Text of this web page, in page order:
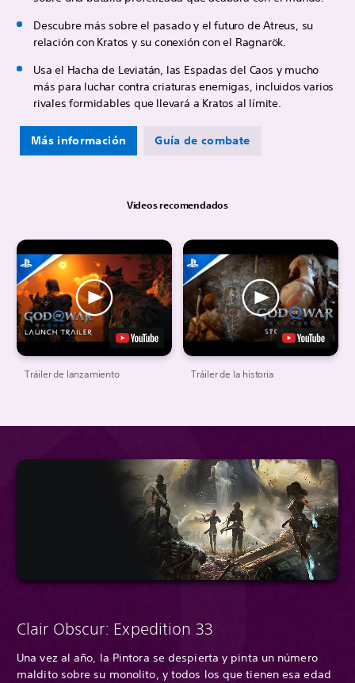
Descubre más sobre el pasado y el futuro de Atreus, su
relación con Kratos y su conexión con el Ragnarök.
Usa el Hacha de Leviatán, las Espadas del Caos y mucho
más para luchar contra criaturas enemigas, incluidos varios
rivales formidables que llevará a Kratos al límite.
Más información Guía de combate
Videos recomendados
Tráiler de lanzamiento Tráiler de la historia
Clair Obscur: Expedition 33
Una vez al año, la Pintora se despierta y pinta un número
maldito sobre su monolito, y todos los que tienen esa edad